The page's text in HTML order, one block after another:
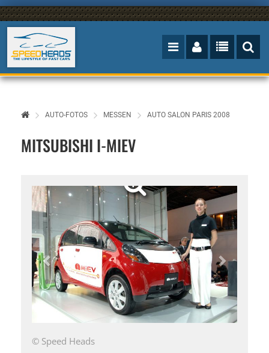
AUTO-FOTOS MESSEN AUTO SALON PARIS 2008
MITSUBISHI I-MIEV
© Speed Heads